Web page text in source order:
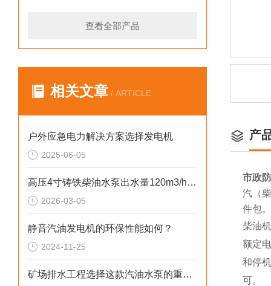
查看全部产品
相关文章 / ARTICLE
户外应急电力解决方案选择发电机
2025-06-05
高压4寸铸铁柴油水泵出水量120m3/h参数
2026-03-05
静音汽油发电机的环保性能如何？
2024-11-25
矿场排水工程选择这款汽油水泵的重要性
产
市政
汽（
件包。
柴油
额定
和停
可。